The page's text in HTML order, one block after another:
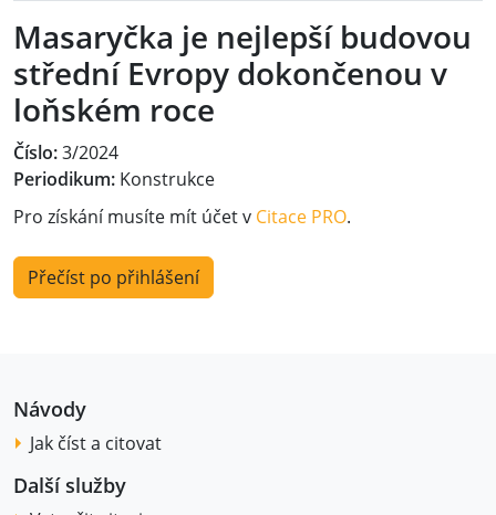
Masaryčka je nejlepší budovou
střední Evropy dokončenou v
loňském roce
Číslo:3/2024
Periodikum: Konstrukce
Pro získání musíte mít účet v Citace PRO.
Přečíst po přihlášení
Návody
Jak číst a citovat
Další služby